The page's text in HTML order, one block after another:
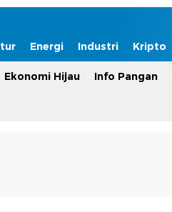
Energi Industri Kripto
Ekonomi Hijau Info Pangan